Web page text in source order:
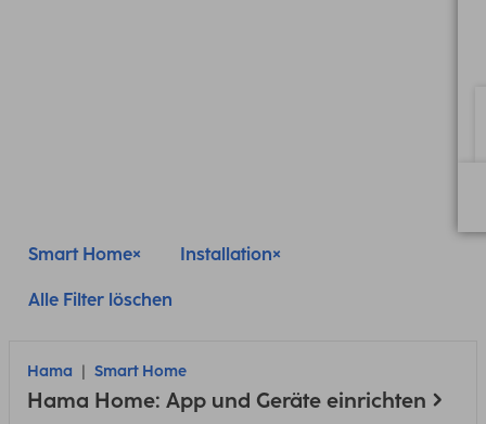
Smart Home Installation
Alle Filter löschen
Hama Smart Home
Hama Home: App und Geräte einrichten